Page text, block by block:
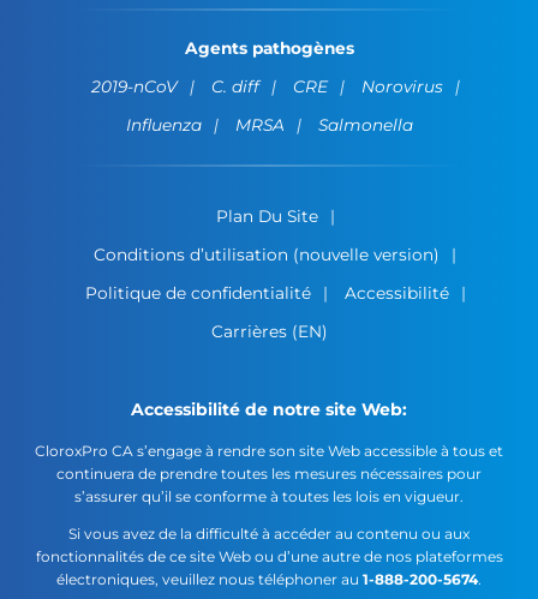
Agents pathogènes
2019-nCoV
C. diff CRE
Norovirus
Influenza
MRSA Salmonella
Plan Du Site
Conditions d’utilisation (nouvelle version)
Politique de confidentialité
Accessibilité
Carrières (EN)
Accessibilité de notre site Web:
CloroxPro CA s’engage à rendre son site Web accessible à tous et
continuera de prendre toutes les mesures nécessaires pour
s’assurer qu’il se conforme à toutes les lois en vigueur.
Si vous avez de la difficulté à accéder au contenu ou aux
fonctionnalités de ce site Web ou d’une autre de nos plateformes
électroniques, veuillez nous téléphoner au 1-888-200-5674.